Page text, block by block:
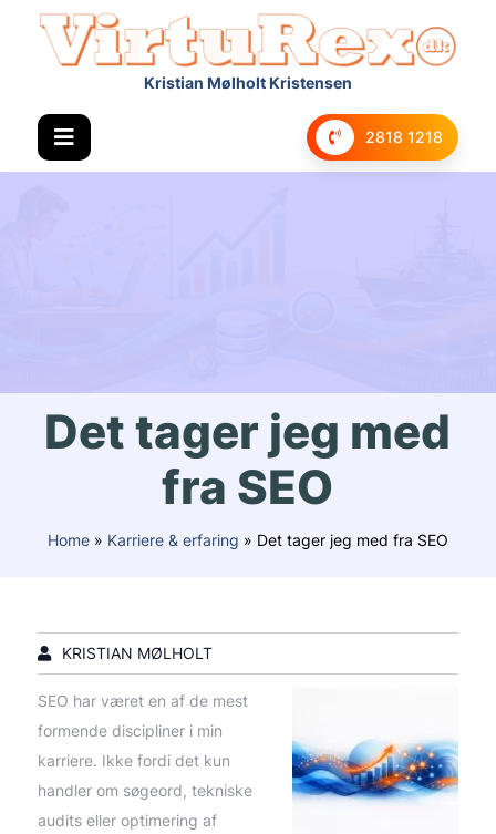
Kristian Mølholt Kristensen
2818 1218
Det tager jeg med
fra SEO
Home» Karriere & erfaring » Det tager jeg med fra SEO
KRISTIAN MØLHOLT
SEO har været en af de mest
formende discipliner i min
karriere. Ikke fordi det kun
handler om søgeord, tekniske
audits eller optimering af